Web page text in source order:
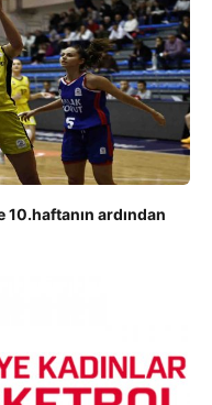
ardından